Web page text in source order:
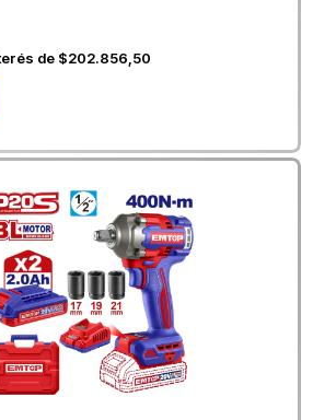
de $202.856,50